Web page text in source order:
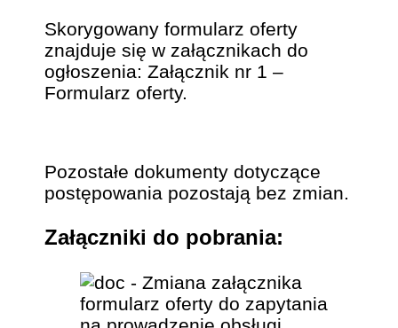
Skorygowany formularz oferty
znajduje się w załącznikach do
ogłoszenia: Załącznik nr 1 –
Formularz oferty.
Pozostałe dokumenty dotyczące
postępowania pozostają bez zmian.
Załączniki do pobrania: